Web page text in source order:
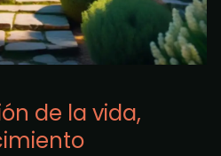
de la vida,